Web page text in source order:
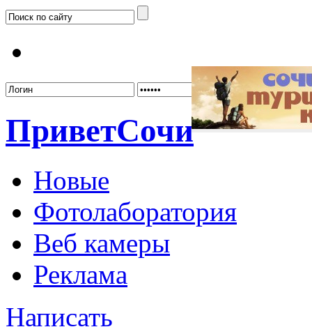
ПриветСочи
Новые
Фотолаборатория
Веб камеры
Реклама
Написать